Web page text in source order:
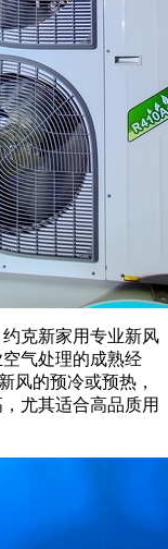
克新家用专业新风
气处理的成熟经
风的预冷或预热，
尤其适合高品质用